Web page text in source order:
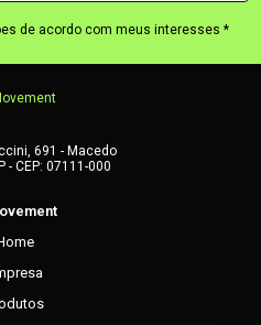
de acordo com meus interesses *
691 - Macedo
- CEP: 07111-000
Home